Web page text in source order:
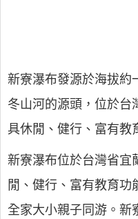
新寮瀑布發源於海拔約
冬山河的源頭，位於台
具休閒、健行、富有教
新寮瀑布位於台灣省宜
閒、健行、富有教育
全家大小親子同游。新